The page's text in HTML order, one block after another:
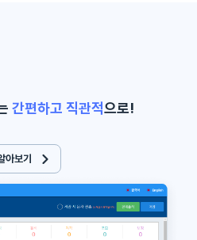
간편하고 직관적으로!
아보기